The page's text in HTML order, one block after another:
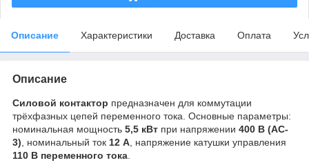
Описание Характеристики Доставка Оплата
Описание
Силовой контактор предназначен для коммутации
трёхфазных цепей переменного тока. Основные параметры:
номинальная мощность 5,5 кВт при напряжении 400 В (AC-
3) , номинальный ток 12 А , напряжение катушки управления
110 В переменного тока